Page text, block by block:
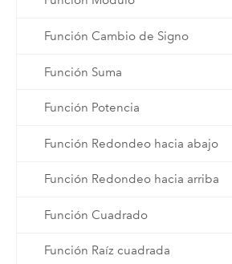
Función Cambio de Signo
Función Suma
Función Potencia
Función Redondeo hacia abajo
Función Redondeo hacia arriba
Función Cuadrado
Función Raíz cuadrada